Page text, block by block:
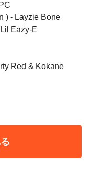
) - Layzie Bone
Eazy-E
Red & Kokane